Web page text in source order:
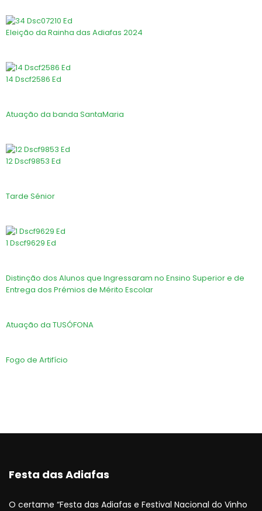
Eleição da Rainha das Adiafas 2024
14 Dscf2586 Ed
Atuação da banda SantaMaria
12 Dscf9853 Ed
Tarde Sénior
1 Dscf9629 Ed
Distinção dos Alunos que Ingressaram no Ensino Superior e de
Entrega dos Prémios de Mérito Escolar
Atuação da TUSÓFONA
Fogo de Artifício
Festa das Adiafas
O certame “Festa das Adiafas e Festival Nacional do Vinho